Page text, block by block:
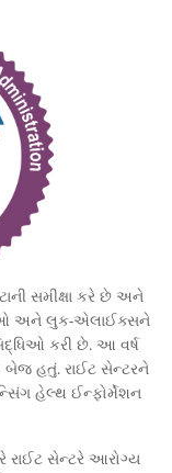
સમીક્ષા કરે છે અને
અને લુક-એલાઈક્સને
કરી છે. આ વર્ષ
બેજ હતું. રાઈટ સેન્ટરને
હેલ્થ ઈન્ફોર્મેશન
રાઈટ સેન્ટરે આરોગ્ય